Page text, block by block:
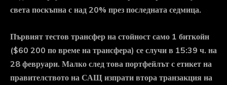
света поскъпна с над 20% през последната седмица.
Първият тестов трансфер на стойност само 1 биткойн
($60 200 по време на трансфера) се случи в 15:39 ч. на
28 февруари. Малко след това портфейлът с етикет на
правителството на САЩ изпрати втора транзакция на